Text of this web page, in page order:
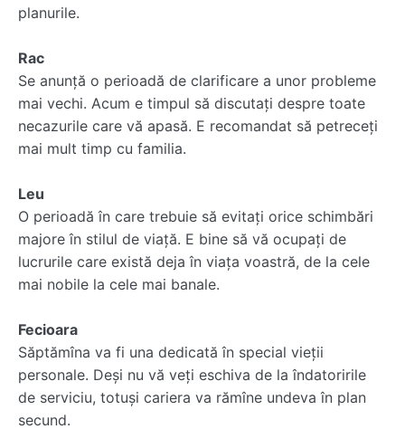
planurile.
Rac
Se anunţă o perioadă de clarificare a unor probleme
mai vechi. Acum e timpul să discutaţi despre toate
necazurile care vă apasă. E recomandat să petreceţi
mai mult timp cu familia.
Leu
O perioadă în care trebuie să evitaţi orice schimbări
majore în stilul de viaţă. E bine să vă ocupaţi de
lucrurile care există deja în viaţa voastră, de la cele
mai nobile la cele mai banale.
Fecioara
Săptămîna va fi una dedicată în special vieţii
personale. Deşi nu vă veţi eschiva de la îndatoririle
de serviciu, totuşi cariera va rămîne undeva în plan
secund.